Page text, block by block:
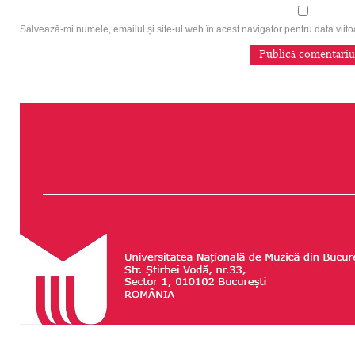
Salvează-mi numele, emailul și site-ul web în acest navigator pentru data